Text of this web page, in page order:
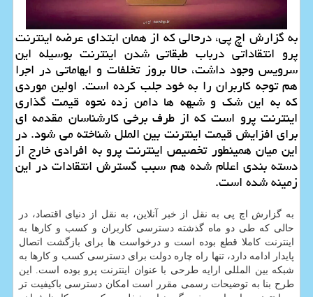
به گزارش اچ پی، درحالی که از همان ابتدای عرضه اینترنت
پرو انتقاداتی درباب طبقاتی شدن اینترنت بوسیله این
سرویس وجود داشت، حالا بروز تخلفات و ابهاماتی در اجرا
هم توجه کاربران را به خود جلب کرده است. اولین موردی
که به این شک و شبهه ها دامن زده نحوه قیمت گذاری
اینترنت پرو است که از طرف برخی کارشناسان مقدمه ای
برای افزایش قیمت اینترنت بین الملل شناخته می شود. در
این میان همینطور تخصیص اینترنت پرو به افرادی خارج از
دسته بندی اعلام شده هم سبب گسترش انتقادات در این
زمینه شده است.
به گزارش اچ پی به نقل از خبر آنلاین، به نقل از دنیای اقتصاد، در
حالی که طی دو ماه گذشته دسترسی کاربران و کسب و کارها به
اینترنت کاملا قطع بوده است و درخواست ها برای بازگشت اتصال
پایدار ادامه دارد، تنها راه چاره دولت برای دسترسی کسب و کارها به
شبکه بین المللی ارایه طرحی با عنوان اینترنت پرو بوده است. این
طرح بنا به توضیحات رسمی مقرر است امکان دسترسی باکیفیت تر